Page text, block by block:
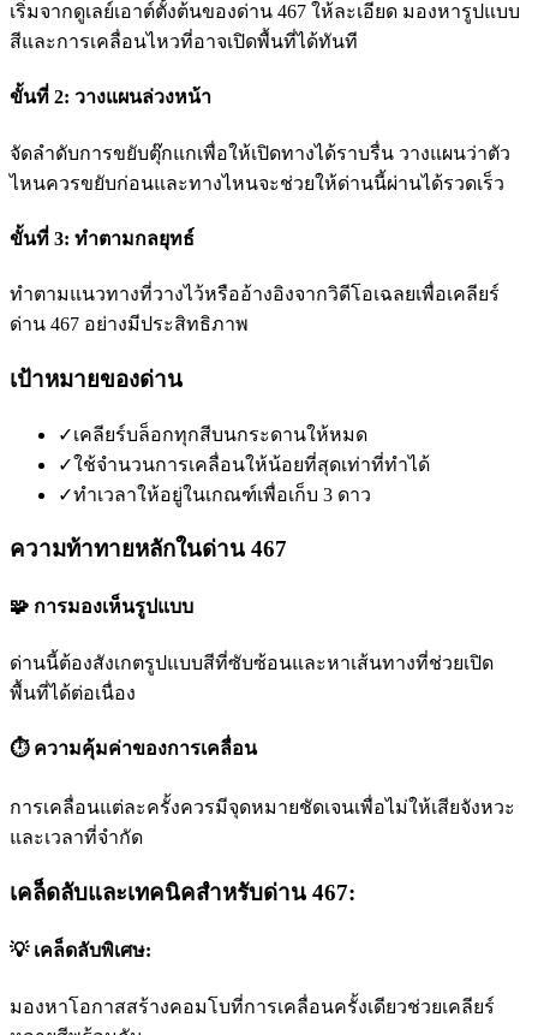
เริ่มจากดูเลย์เอาต์ตั้งต้นของด่าน 467 ให้ละเอียด มองหารูปแบบ
สีและการเคลื่อนไหวที่อาจเปิดพื้นที่ได้ทันที
ขั้นที่ 2: วางแผนล่วงหน้า
จัดลำดับการขยับตุ๊กแกเพื่อให้เปิดทางได้ราบรื่น วางแผนว่าตัว
ไหนควรขยับก่อนและทางไหนจะช่วยให้ด่านนี้ผ่านได้รวดเร็ว
ขั้นที่ 3: ทำตามกลยุทธ์
ทำตามแนวทางที่วางไว้หรืออ้างอิงจากวิดีโอเฉลยเพื่อเคลียร์
ด่าน 467 อย่างมีประสิทธิภาพ
เป้าหมายของด่าน
✓เคลียร์บล็อกทุกสีบนกระดานให้หมด
✓ใช้จำนวนการเคลื่อนให้น้อยที่สุดเท่าที่ทำได้
✓ทำเวลาให้อยู่ในเกณฑ์เพื่อเก็บ 3 ดาว
ความท้าทายหลักในด่าน 467
🧩 การมองเห็นรูปแบบ
ด่านนี้ต้องสังเกตรูปแบบสีที่ซับซ้อนและหาเส้นทางที่ช่วยเปิด
พื้นที่ได้ต่อเนื่อง
⏱️ ความคุ้มค่าของการเคลื่อน
การเคลื่อนแต่ละครั้งควรมีจุดหมายชัดเจนเพื่อไม่ให้เสียจังหวะ
และเวลาที่จำกัด
เคล็ดลับและเทคนิคสำหรับด่าน 467:
💡 เคล็ดลับพิเศษ:
มองหาโอกาสสร้างคอมโบที่การเคลื่อนครั้งเดียวช่วยเคลียร์